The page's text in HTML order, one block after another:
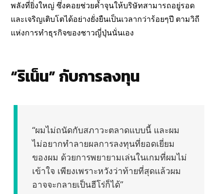
พลังที่ยิ่งใหญ่ ซึ่งคอยช่วยค้ำจุนให้บริษัทสามารถอยู่รอด
และเจริญเติบโตได้อย่างยั่งยืนเป็นเวลากว่าร้อยๆปี ตามวิถี
แห่งการทำธุรกิจของชาวญี่ปุ่นนั่นเอง
“ริเน็น” กับการลงทุน
“ผมไม่ถนัดกับสภาวะตลาดแบบนี้ และผม
ไม่อยากทำลายผลการลงทุนที่ยอดเยี่ยม
ของผม ด้วยการพยายามเล่นในเกมที่ผมไม่
เข้าใจ เพียงเพราะหวังว่าท้ายที่สุดแล้วผม
อาจจะกลายเป็นฮีโร่ก็ได้”